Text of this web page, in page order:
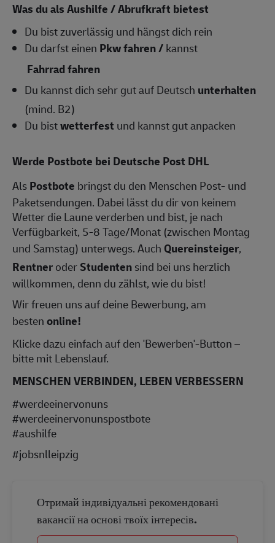
Was du als Aushilfe / Abrufkraft bietest
Du bist zuverlässig und hängst dich rein
Du darfst einen Pkw fahren /kannst
Fahrrad fahren
Du kannst dich sehr gut auf Deutsch unterhalten
(mind. B2)
Du bistwetterfest und kannst gut anpacken
Werde Postbote bei Deutsche Post DHL
AlsPostbote bringst du den Menschen Post- und
Paketsendungen. Dabei lässt du dir von keinem
Wetter die Laune verderben und bist, je nach
Verfügbarkeit, 5-8 Tage/Monat (zwischen Montag
und Samstag) unterwegs. Auch Quereinsteiger,
RentneroderStudentensind bei uns herzlich
willkommen, denn du zählst, wie du bist!
Wir freuen uns auf deine Bewerbung, am
bestenonline!
Klicke dazu einfach auf den 'Bewerben'-Button –
bitte mit Lebenslauf.
MENSCHEN VERBINDEN, LEBEN VERBESSERN
#werdeeinervonuns
#werdeeinervonunspostbote
#aushilfe
#jobsnlleipzig
Отримай індивідуальні рекомендовані
вакансії на основі твоїх інтересів.